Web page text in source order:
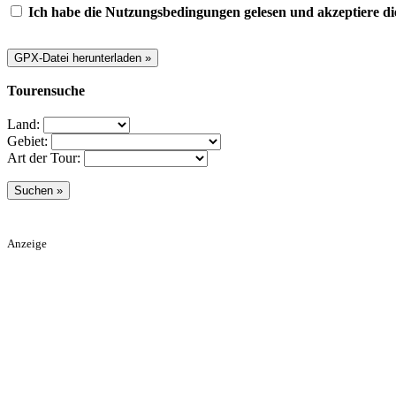
Ich habe die Nutzungsbedingungen gelesen und akzeptiere
Tourensuche
Land:
Gebiet:
Art der Tour:
Anzeige